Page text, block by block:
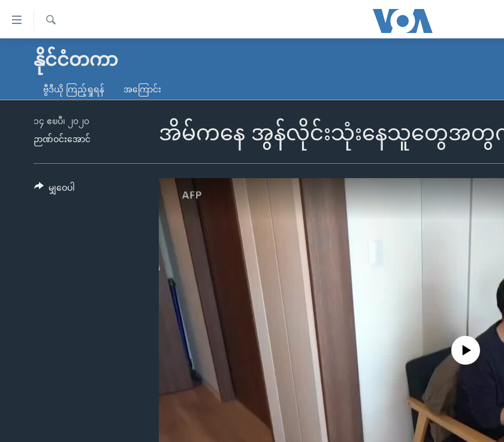
လွယ်ကူ
သည့်
မူလစာမျက်နှာ
ကမ္ဘာ့သတင်းများ
နိုင်ငံတကာ
အမေရိကန်
တရုတ်
အစ္စရေး-ပါလက်စတိုင်း
သတင်းလွတ်လပ်ခွင့်
ရပ်ဝန်းတခု လမ်းတခု အလွန်
အင်္ဂလိပ်စာလေ့လာမယ်
ရှာဖွေ
ရ
လာ
နိုင်ငံတကာ
ဗွီဒီယို ကြည့်ရှုရန် အကြောင်း
အိမ်ကနေ အွန်လိုင်းသုံးနေသူတွေအတွက်
၁၄ ဧၿပီ၊ ၂၀၂၀
ဉာဏ်ဝင်းအောင်
No media source
မျှဝေပါ